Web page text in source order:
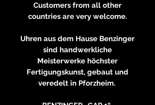
Customers from all other
countries are very welcome.
Uhren aus dem Hause Benzinger
sind handwerkliche
Meisterwerke höchster
Fertigungskunst, gebaut und
veredelt in Pforzheim.